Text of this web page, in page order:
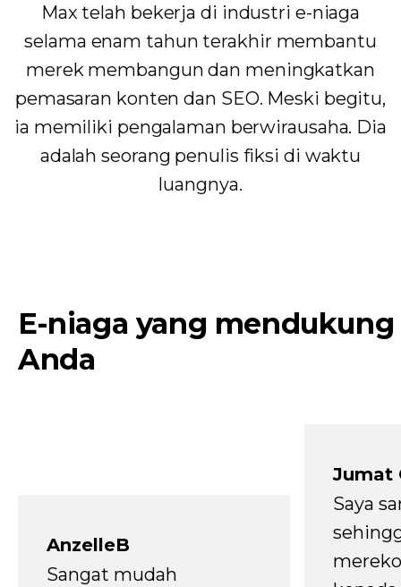
Max telah bekerja di industri e-niaga
selama enam tahun terakhir membantu
merek membangun dan meningkatkan
pemasaran konten dan SEO. Meski begitu,
ia memiliki pengalaman berwirausaha. Dia
adalah seorang penulis fiksi di waktu
luangnya.
E-niaga yang mendukung
Anda
AnzelleB
Sangat mudah
Jumat
Saya